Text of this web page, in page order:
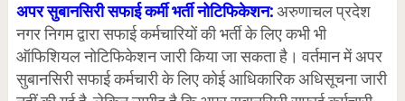
अपर सुबानसिरी सफाई कर्मी भर्ती नोटिफिकेशन:अरुणाचल प्रदेश
नगर निगम द्वारा सफाई कर्मचारियों की भर्ती के लिए कभी भी
ऑफिशियल नोटिफिकेशन जारी किया जा सकता है। वर्तमान में अपर
सुबानसिरी सफाई कर्मचारी के लिए कोई आधिकारिक अधिसूचना जारी